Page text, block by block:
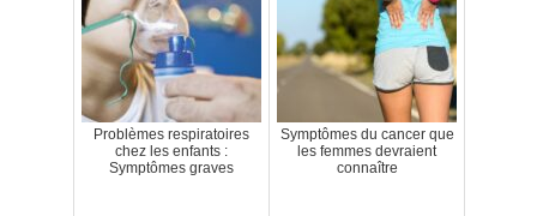
Problèmes respiratoires
chez les enfants :
Symptômes graves
Symptômes du cancer que
les femmes devraient
connaître